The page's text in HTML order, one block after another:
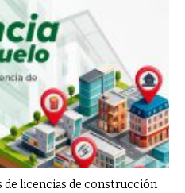
licencias de construcción